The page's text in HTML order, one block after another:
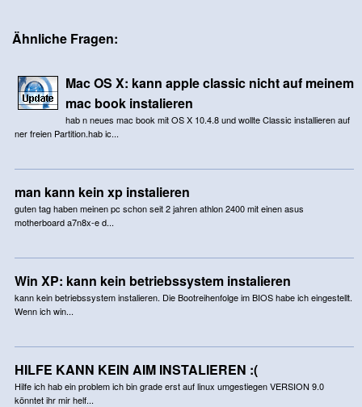
Ähnliche Fragen:
Mac OS X: kann apple classic nicht auf meinem
mac book instalieren
hab n neues mac book mit OS X 10.4.8 und wollte Classic installieren auf
ner freien Partition.hab ic...
man kann kein xp instalieren
guten tag haben meinen pc schon seit 2 jahren athlon 2400 mit einen asus
motherboard a7n8x-e d...
Win XP: kann kein betriebssystem instalieren
kann kein betriebssystem instalieren. Die Bootreihenfolge im BIOS habe ich eingestellt.
Wenn ich win...
HILFE KANN KEIN AIM INSTALIEREN :(
Hilfe ich hab ein problem ich bin grade erst auf linux umgestiegen VERSION 9.0
könntet ihr mir helf...